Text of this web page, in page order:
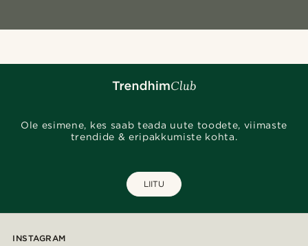
Ole esimene, kes saab teada uute toodete, viimaste
trendide & eripakkumiste kohta.
LIITU
INSTAGRAM